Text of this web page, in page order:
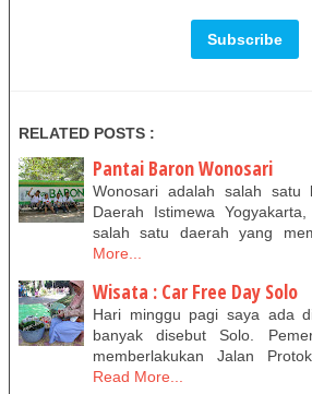
RELATED POSTS :
Pantai Baron Wonosari
Wonosari adalah salah satu
Daerah Istimewa
salah satu daerah yang
More...
Wisata : Car Free Day Solo
Hari minggu pagi saya ada
banyak disebut Solo.
memberlakukan Jalan
Read More...